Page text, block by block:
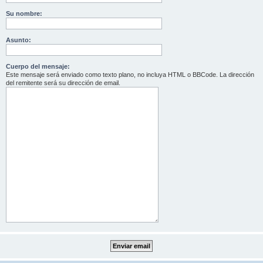
Su nombre:
Asunto:
Cuerpo del mensaje:
Este mensaje será enviado como texto plano, no incluya HTML o BBCode. La dirección
del remitente será su dirección de email.